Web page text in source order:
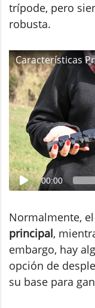
trípode, pero
robusta.
Características
00:00
Normalmente,
principal,
embargo, hay
opción de
su base para